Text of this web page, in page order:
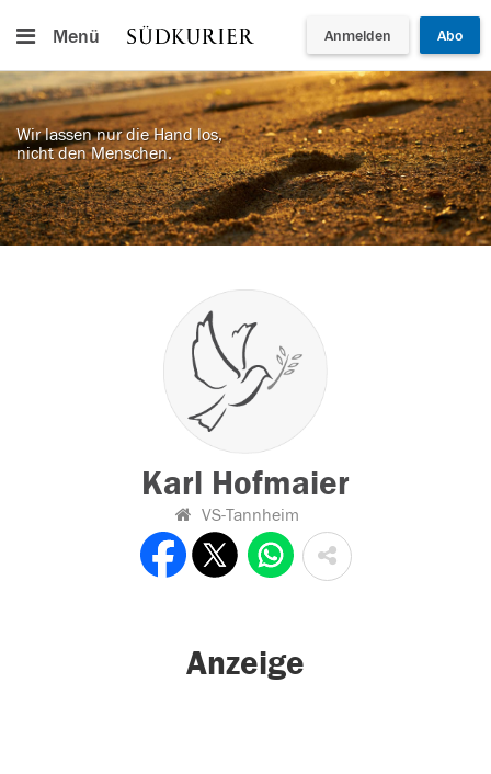
Menü Anmelden Abo
Wir lassen nur die Hand los,
nicht den Menschen.
Karl Hofmaier
VS-Tannheim
Anzeige